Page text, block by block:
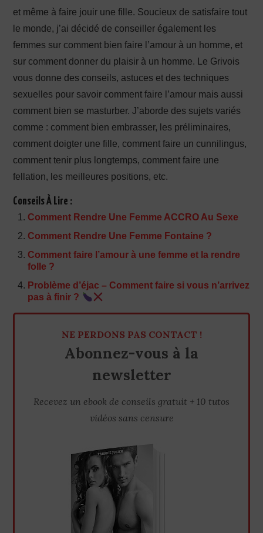
et même à faire jouir une fille. Soucieux de satisfaire tout
le monde, j’ai décidé de conseiller également les
femmes sur comment bien faire l’amour à un homme, et
sur comment donner du plaisir à un homme. Le Grivois
vous donne des conseils, astuces et des techniques
sexuelles pour savoir comment faire l’amour mais aussi
comment bien se masturber. J’aborde des sujets variés
comme : comment bien embrasser, les préliminaires,
comment doigter une fille, comment faire un cunnilingus,
comment tenir plus longtemps, comment faire une
fellation, les meilleures positions, etc.
Conseils À Lire :
Comment Rendre Une Femme ACCRO Au Sexe
Comment Rendre Une Femme Fontaine ?
Comment faire l’amour à une femme et la rendre
folle ?
Problème d’éjac – Comment faire si vous n’arrivez
pas à finir ?
NE PERDONS PAS CONTACT !
Abonnez-vous à la
newsletter
Recevez un ebook de conseils gratuit + 10 tutos
vidéos sans censure